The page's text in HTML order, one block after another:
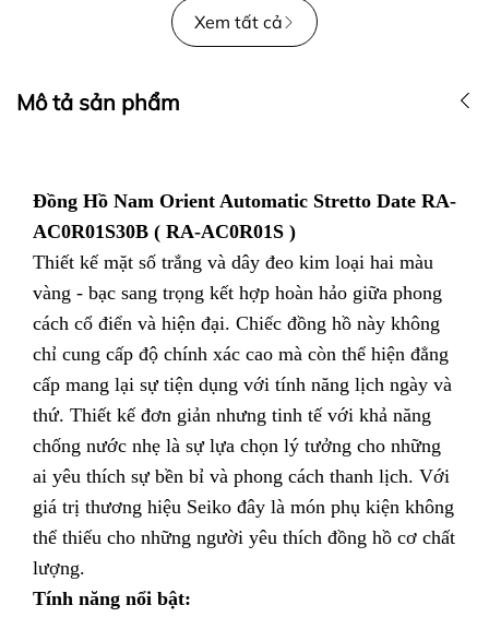
Xem tất cả
Mô tả sản phẩm
Đồng Hồ Nam Orient Automatic Stretto Date RA-
AC0R01S30B ( RA-AC0R01S )
Thiết kế mặt số trắng và dây đeo kim loại hai màu
vàng - bạc sang trọng kết hợp hoàn hảo giữa phong
cách cổ điển và hiện đại. Chiếc đồng hồ này không
chỉ cung cấp độ chính xác cao mà còn thể hiện đẳng
cấp mang lại sự tiện dụng với tính năng lịch ngày và
thứ. Thiết kế đơn giản nhưng tinh tế với khả năng
chống nước nhẹ là sự lựa chọn lý tưởng cho những
ai yêu thích sự bền bỉ và phong cách thanh lịch. Với
giá trị thương hiệu Seiko đây là món phụ kiện không
thể thiếu cho những người yêu thích đồng hồ cơ chất
lượng.
Tính năng nổi bật: